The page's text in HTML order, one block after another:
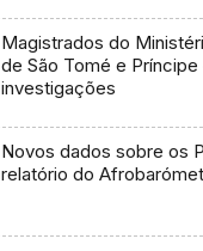
Magistrados do
de São Tomé e
investigações
Novos dados sobre os
relatório do